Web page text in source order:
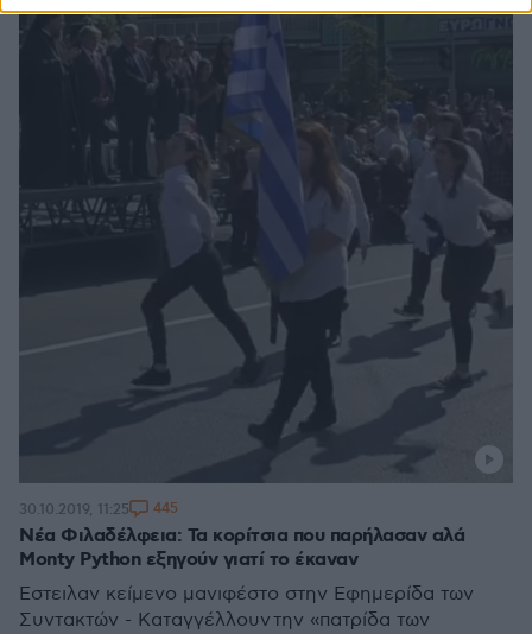
Νέα Φιλαδέλφεια: Τα κορίτσια που παρήλασαν αλά
Monty Python εξηγούν γιατί το έκαναν
Έστειλαν κείμενο μανιφέστο στην Εφημερίδα των
Συντακτών - Καταγγέλλουν την «πατρίδα των
30.10.2019, 11:25 445